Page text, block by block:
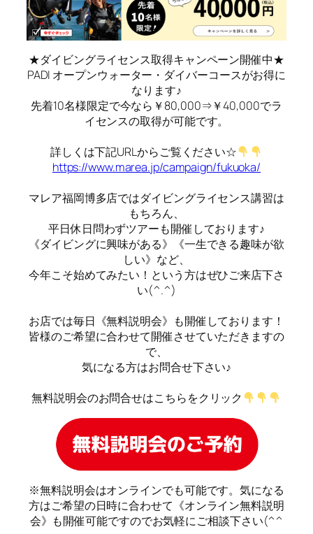
★ダイビングライセンス取得キャンペーン開催中★
PADI オープンウォーター・ダイバーコースがお得に
なります♪
先着10名様限定で今なら￥80,000⇒￥40,000でラ
イセンスの取得が可能です。
詳しくは下記URLからご覧ください☆
https://www.marea.jp/campaign/fukuoka/
マレア福岡博多店ではダイビングライセンス講習は
もちろん、
平日休日問わずツアーも開催しております♪
《ダイビングに興味がある》《一生できる趣味が欲
しい》など、
今年こそ始めてみたい！という方はぜひご来店下さ
い(^.^)
お店では毎日《無料説明会》も開催しております！
皆様のご希望に合わせて開催させていただきますの
で、
気になる方はお問合せ下さい♪
無料説明会のお問合せはこちらをクリック
※無料説明会はオンラインでも可能です。気になる
方はご希望の日時に合わせて《オンライン無料説明
会》も開催可能ですのでお気軽にご相談下さい(^^